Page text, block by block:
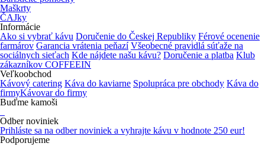
Maškrty
ČAJky
Informácie
Ako si vybrať kávu Doručenie do Českej Republiky Férové ocenenie
farmárov Garancia vrátenia peňazí Všeobecné pravidlá súťaže na
sociálnych sieťach Kde nájdete našu kávu? Doručenie a platba Klub
zákazníkov COFFEEIN
Veľkoobchod
Kávový catering Káva do kaviarne Spolupráca pre obchody Káva do
firmyKávovar do firmy
Buďme kamoši
Odber noviniek
Prihláste sa na odber noviniek a vyhrajte kávu v hodnote 250 eur!
Podporujeme